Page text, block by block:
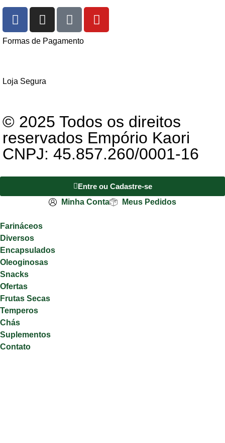
Formas de Pagamento
Loja Segura
© 2025 Todos os direitos
reservados Empório Kaori
CNPJ: 45.857.260/0001-16
Entre ou Cadastre-se
Minha Conta
Meus Pedidos
Farináceos
Diversos
Encapsulados
Oleoginosas
Snacks
Ofertas
Frutas Secas
Temperos
Chás
Suplementos
Contato